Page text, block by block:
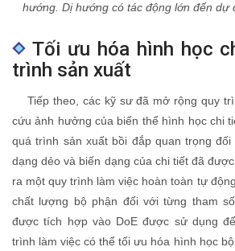
hướng. Dị hướng có tác động lớn đến dự
Tối ưu hóa hình học
trình sản xuất
Tiếp theo, các kỹ sư đã mở rộng quy
cứu ảnh hưởng của biến thể hình học chi
quá trình sản xuất bồi đắp quan trọng
dạng dẻo và biến dạng của chi tiết đã
ra một quy trình làm việc hoàn toàn tự
chất lượng bộ phận đối với từng tham
được tích hợp vào DoE được sử dụng
trình làm việc có thể tối ưu hóa hình học